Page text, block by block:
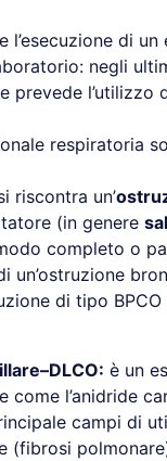
di
negli
prevede l’utilizzo
respiratoria
riscontra un’
(in genere
completo o
di tipo
è un
come l’anidride
campi di
(fibrosi